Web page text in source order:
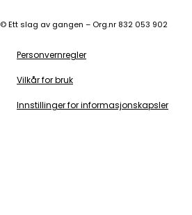
©Ett slag av gangen – Org.nr 832 053 902
Personvernregler
Vilkår for bruk
Innstillinger for informasjonskapsler